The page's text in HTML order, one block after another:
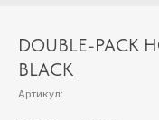
DOUBLE-PACK
BLACK
Артикул: